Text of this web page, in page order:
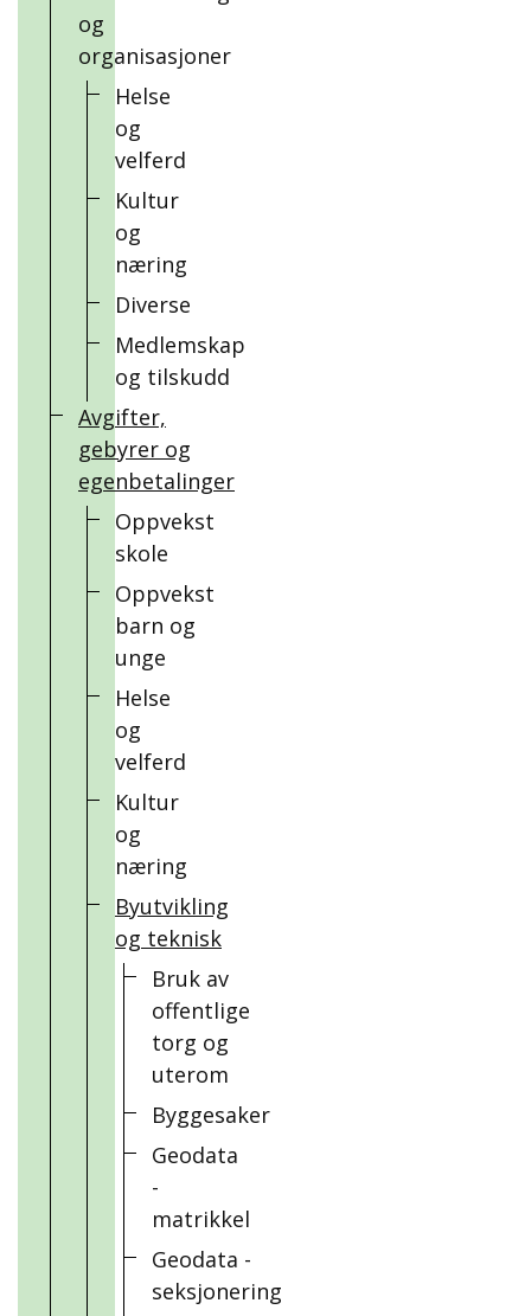
og
organisasjoner
Helse
og
velferd
Kultur
og
næring
Diverse
Medlemskap
og tilskudd
Avgifter,
gebyrer og
egenbetalinger
Oppvekst
skole
Oppvekst
barn og
unge
Helse
og
velferd
Kultur
og
næring
Byutvikling
og teknisk
Bruk av
offentlige
torg og
uterom
Byggesaker
Geodata
-
matrikkel
Geodata -
seksjonering